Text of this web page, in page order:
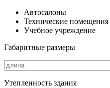
Автосалоны
Технические помещения
Учебное учреждение
Габаритные размеры
Утепленность здания